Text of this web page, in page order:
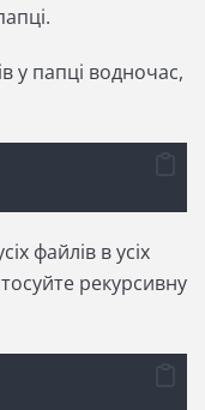
у папці водночас,
файлів в усіх
рекурсивну